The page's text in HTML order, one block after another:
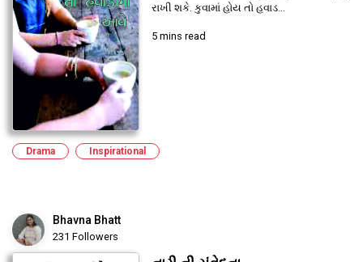
રાખી શકે. કુવામાં હોય તો હવાડ...
5 mins read
Drama Inspirational
Bhavna Bhatt
231 Followers